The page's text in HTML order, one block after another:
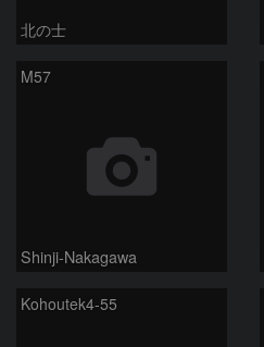
北の士
M57
Shinji-Nakagawa
Kohoutek4-55